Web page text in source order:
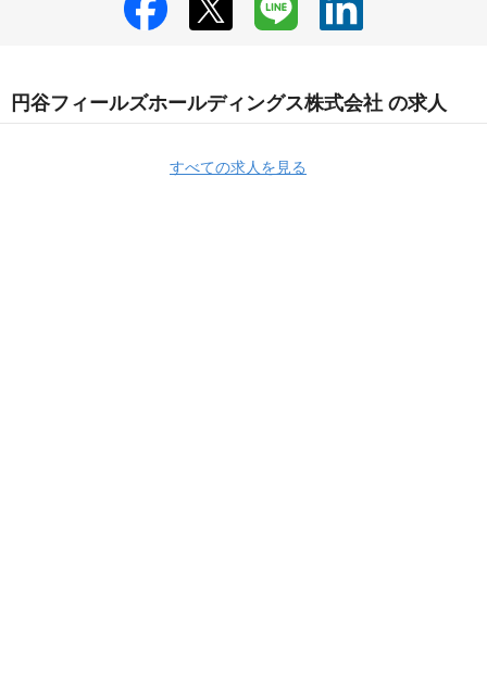
円谷フィールズホールディングス株式会社 の求人
すべての求人を見る